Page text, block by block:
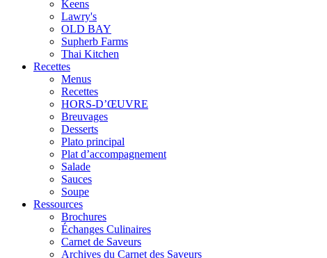
Keens
Lawry's
OLD BAY
Supherb Farms
Thai Kitchen
Recettes
Menus
Recettes
HORS-D’ŒUVRE
Breuvages
Desserts
Plato principal
Plat d’accompagnement
Salade
Sauces
Soupe
Ressources
Brochures
Échanges Culinaires
Carnet de Saveurs
Archives du Carnet des Saveurs